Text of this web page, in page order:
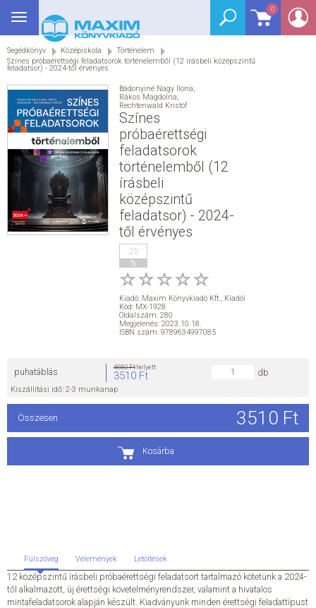
0
Toggle
navigation
Segédkönyv Középiskola
Történelem
Színes próbaérettségi feladatsorok történelemből (12 írásbeli középszintű
feladatsor) - 2024-től érvényes
Bádonyiné Nagy Ilona,
Rákos Magdolna,
Rechtenwald Kristóf
Színes
próbaérettségi
feladatsorok
történelemből (12
írásbeli
középszintű
feladatsor) - 2024-
től érvényes
25
%
Kiadó: Maxim Könyvkiadó Kft., Kiadói
Kód: MX-1928
Oldalszám: 280
Megjelenés: 2023.10.18.
ISBN szám: 9789634997085
Kosárba
puhatáblás 4680 Fthelyett
3510 Ft db
Kiszállítási idő: 2-3 munkanap
Összesen 3510 Ft
Fülszöveg Vélemények Letöltések
12 középszintű írásbeli próbaérettségi feladatsort tartalmazó kötetünk a 2024-
től alkalmazott, új érettségi követelményrendszer, valamint a hivatalos
mintafeladatsorok alapján készült. Kiadványunk minden érettségi feladattípust
BEJELENTKEZÉS
SEGÉDKÖNYV
NYELVKÖNYV
GRIMM SZÓTÁR
DREAM KÖNYVEK
E-KÖNYVEK
AKCIÓ
ADATKEZELÉSI ÉS ADATVÉDELMI SZABÁLYZAT
KAPCSOLAT